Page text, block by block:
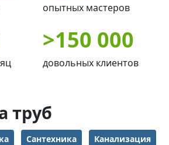
опытных мастеров
>150 000
довольных клиентов
труб
Сантехника Канализация